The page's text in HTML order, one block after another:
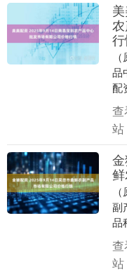
品
配
查
站
副
品
查
站